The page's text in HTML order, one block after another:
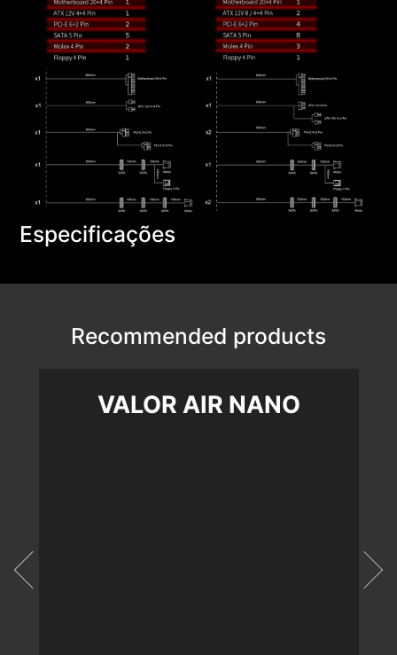
Especificações
Recommended products
VALOR AIR NANO